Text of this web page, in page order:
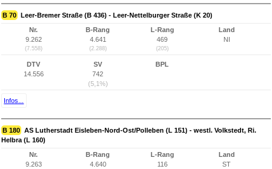
B 70 Leer-Bremer Straße (B 436) - Leer-Nettelburger Straße (K 20)
Nr.
9.262
(7.558)
B-Rang
4.641
(2.288)
L-Rang
469
(205)
Land
NI
DTV
14.556
SV
742
(5,1%)
BPL
Infos...
B 180 AS Lutherstadt Eisleben-Nord-Ost/Polleben (L 151) - westl. Volkstedt, Ri.
Helbra (L 160)
Nr.
9.263
B-Rang
4.640
L-Rang
116
Land
ST